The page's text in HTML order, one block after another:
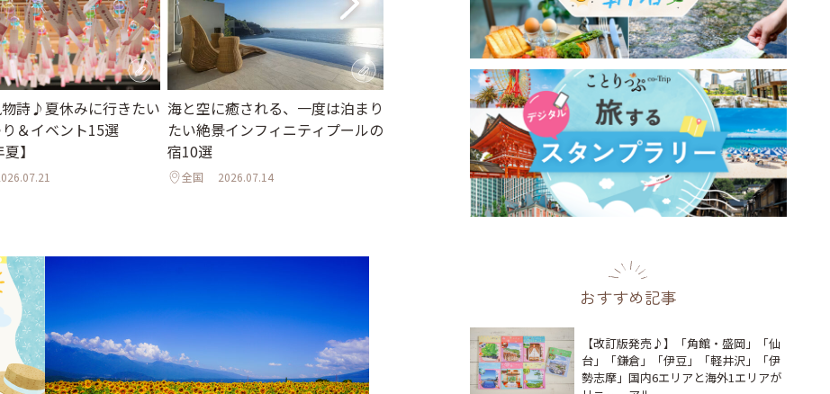
詩♪夏休みに行きたい
＆イベント15選
】
海と空に癒される、一度は泊まり
たい絶景インフィニティプールの
宿10選
全国 2026.07.14
お盆休みのイベント情報
♦︎8/8(土)〜8/16(日)｜東京周辺
のおでかけガイド
2026.08.06
おすすめ記事
【改訂版発売♪】「角館・盛岡」「仙
台」「鎌倉」「伊豆」「軽井沢」「伊
勢志摩」国内6エリアと海外1エリアが